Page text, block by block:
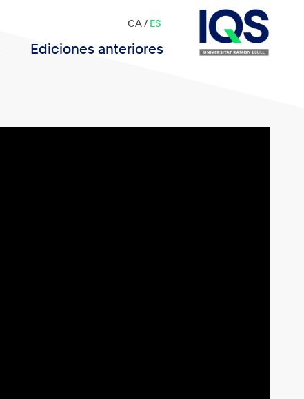
Ediciones anteriores
CA/ ES